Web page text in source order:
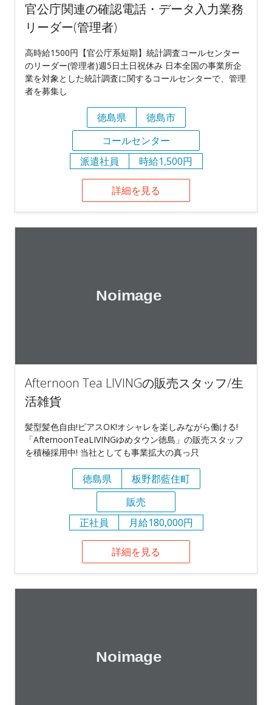
官公庁関連の確認電話・データ入力業務
リーダー(管理者)
高時給1500円【官公庁系短期】統計調査コールセンター
のリーダー(管理者)週5日土日祝休み 日本全国の事業所企
業を対象とした統計調査に関するコールセンターで、管理
者を募集し
徳島県
徳島市
コールセンター
派遣社員
時給1,500円
詳細を見る
Afternoon Tea LIVINGの販売スタッフ/生
活雑貨
髪型髪色自由!ピアスOK!オシャレを楽しみながら働ける!
「AfternoonTeaLIVINGゆめタウン徳島」の販売スタッフ
を積極採用中! 当社としても事業拡大の真っ只
徳島県
板野郡藍住町
販売
正社員
月給180,000円
詳細を見る